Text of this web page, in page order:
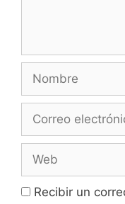
Nombre
Correo
Web
Recibir un